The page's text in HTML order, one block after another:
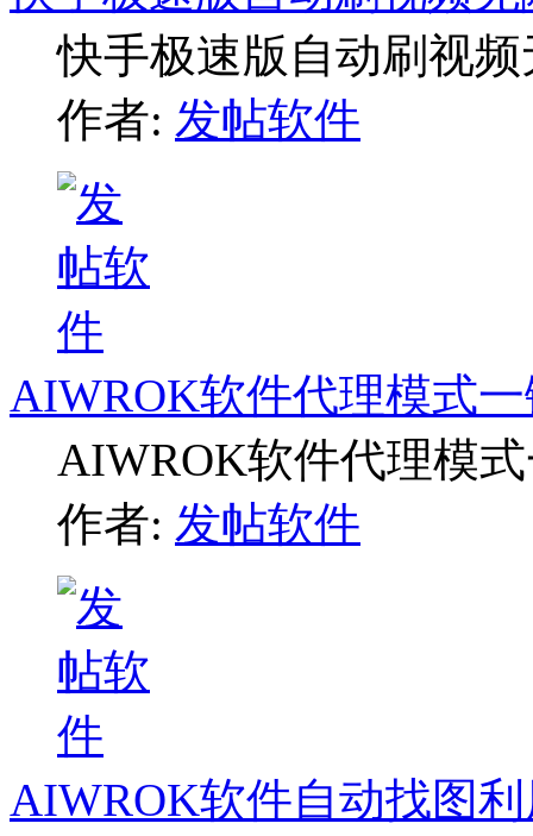
快手极速版自动刷视
作者: 发帖软件
AIWROK软件代理模式
AIWROK软件代理模
作者: 发帖软件
AIWROK软件自动找图